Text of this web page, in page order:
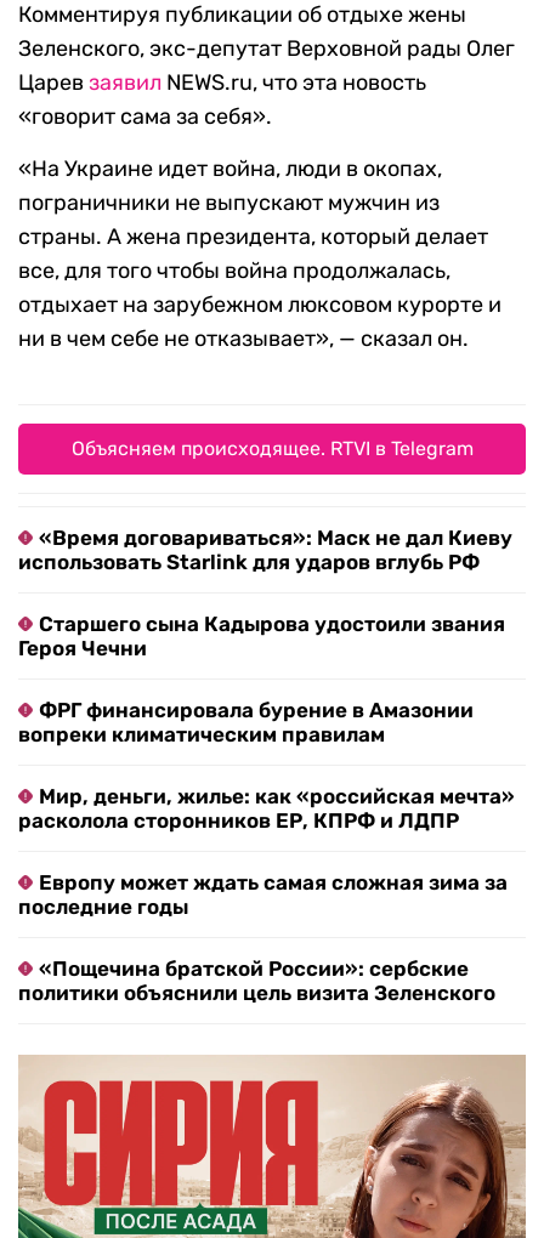
Комментируя публикации об отдыхе жены
Зеленского, экс-депутат Верховной рады Олег
Царев заявил NEWS.ru, что эта новость
«говорит сама за себя».
«На Украине идет война, люди в окопах,
пограничники не выпускают мужчин из
страны. А жена президента, который делает
все, для того чтобы война продолжалась,
отдыхает на зарубежном люксовом курорте и
ни в чем себе не отказывает», — сказал он.
Объясняем происходящее. RTVI в Telegram
«Время договариваться»: Маск не дал Киеву
использовать Starlink для ударов вглубь РФ
Старшего сына Кадырова удостоили звания
Героя Чечни
ФРГ финансировала бурение в Амазонии
вопреки климатическим правилам
Мир, деньги, жилье: как «российская мечта»
расколола сторонников ЕР, КПРФ и ЛДПР
Европу может ждать самая сложная зима за
последние годы
«Пощечина братской России»: сербские
политики объяснили цель визита Зеленского